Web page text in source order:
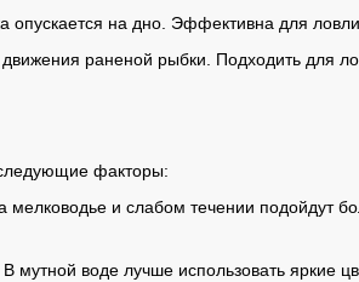
на дно. Эффективна для ловли
раненой рыбки. Подходить для
факторы:
и слабом течении подойдут
мутной воде лучше использовать яркие